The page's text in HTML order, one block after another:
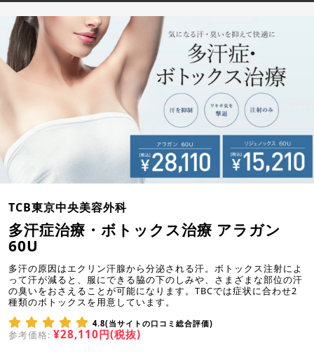
TCB東京中央美容外科
多汗症治療・ボトックス治療 アラガン
60U
多汗の原因はエクリン汗腺から分泌される汗。ボトックス注射によ
って汗が減ると、服にできる脇の下のしみや、さまざまな部位の汗
の臭いをおさえることが可能になります。TBCでは症状に合わせ2
種類のボトックスを用意しています。
4.8(当サイトの口コミ総合評価)
参考価格: ¥28,110円(税抜)